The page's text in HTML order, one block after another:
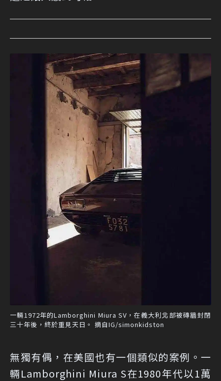
一輛1972年的Lamborghini Miura SV，在義大利北部被磚牆封閉
三十年後，終於重見天日。 摘自IG/simonkidston
無獨有偶，在美國也有一個類似的案例。一
輛Lamborghini Miura S在1980年代以1萬